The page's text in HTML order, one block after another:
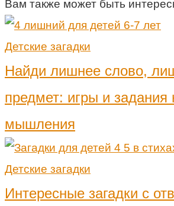
Вам также может быть
Детские загадки
Найди лишнее слово,
предмет: игры и задания
мышления
Детские загадки
Интересные загадки с